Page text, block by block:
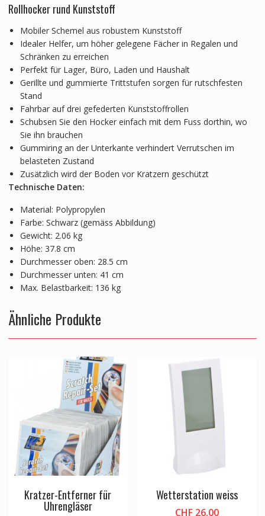
Rollhocker rund Kunststoff
Mobiler Schemel aus robustem Kunststoff
Idealer Helfer, um höher gelegene Fächer in Regalen und
Schränken zu erreichen
Perfekt für Lager, Büro, Laden und Haushalt
Gerillte und gummierte Trittstufen sorgen für rutschfesten
Stand
Fahrbar auf drei gefederten Kunststoffrollen
Schubsen Sie den Hocker einfach mit dem Fuss dorthin, wo
Sie ihn brauchen
Gummiring an der Unterkante verhindert Verrutschen im
belasteten Zustand
Zusätzlich wird der Boden vor Kratzern geschützt
Technische Daten:
Material: Polypropylen
Farbe: Schwarz (gemäss Abbildung)
Gewicht: 2.06 kg
Höhe: 37.8 cm
Durchmesser oben: 28.5 cm
Durchmesser unten: 41 cm
Max. Belastbarkeit: 136 kg
Ähnliche Produkte
Kratzer-Entferner für
Uhrengläser
Wetterstation weiss
CHF 26.00